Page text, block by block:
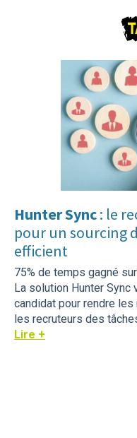
Hunter Sync: le
pour un sourcing
efficient
75% de temps gagné
La solution Hunter Sync
candidat pour rendre
les recruteurs des
Lire +